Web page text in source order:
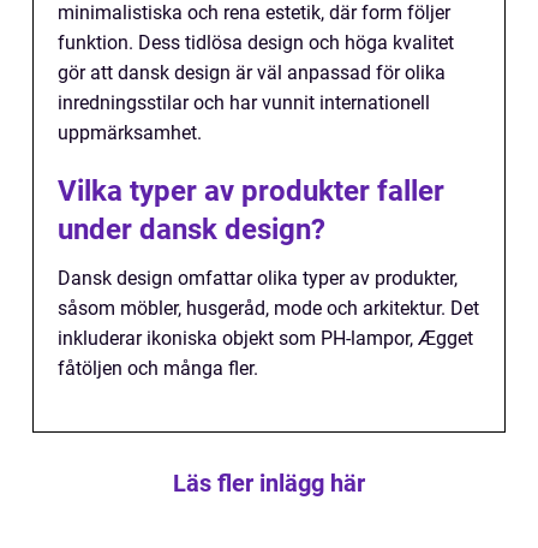
minimalistiska och rena estetik, där form följer
funktion. Dess tidlösa design och höga kvalitet
gör att dansk design är väl anpassad för olika
inredningsstilar och har vunnit internationell
uppmärksamhet.
Vilka typer av produkter faller
under dansk design?
Dansk design omfattar olika typer av produkter,
såsom möbler, husgeråd, mode och arkitektur. Det
inkluderar ikoniska objekt som PH-lampor, Ægget
fåtöljen och många fler.
Läs fler inlägg här